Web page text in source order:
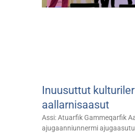
Inuusuttut
aallarnisaasut
Assi: Atuarfik Gammeqarfik
ajugaanniunnermi